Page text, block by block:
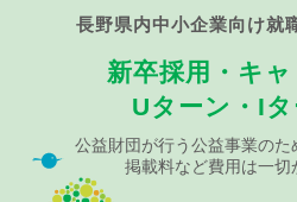
長野県内中小企業向け就
新卒採用・キャ
Uターン・Iタ
公益財団が行う公益事業の
掲載料など費用は一切